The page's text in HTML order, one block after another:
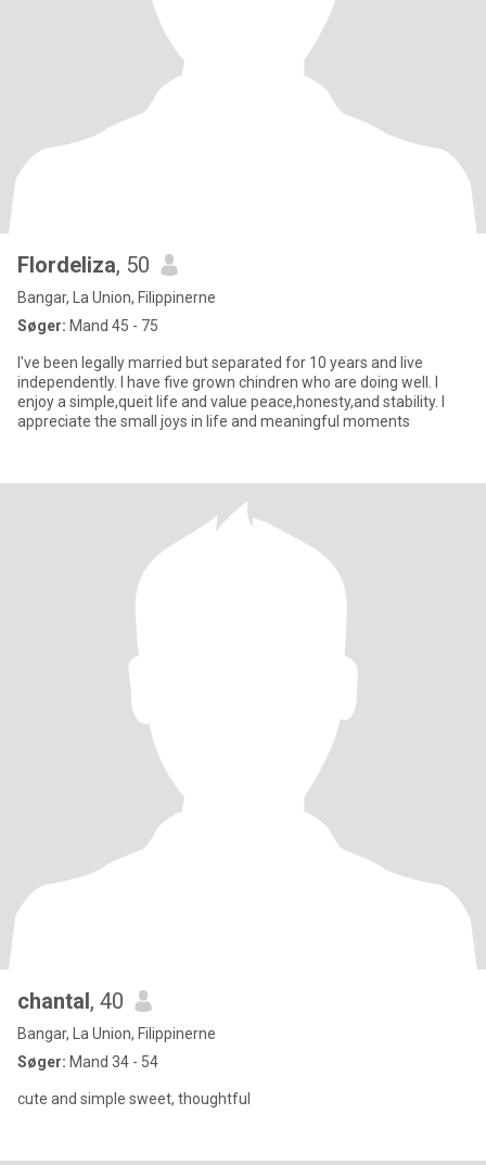
Flordeliza, 50
Bangar, La Union, Filippinerne
Søger: Mand 45 - 75
I've been legally married but separated for 10 years and live
independently. I have five grown chindren who are doing well. I
enjoy a simple,queit life and value peace,honesty,and stability. I
appreciate the small joys in life and meaningful moments
chantal, 40
Bangar, La Union, Filippinerne
Søger: Mand 34 - 54
cute and simple sweet, thoughtful